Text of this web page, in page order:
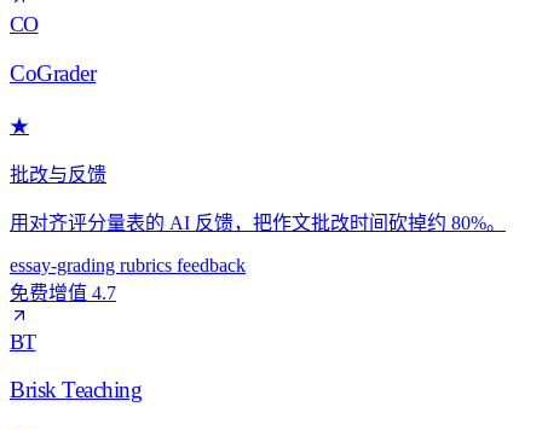
CO
CoGrader
★
批改与反馈
用对齐评分量表的 AI 反馈，把作文批改时间砍掉约 80%。
essay-grading rubrics feedback
免费增值 4.7
BT
Brisk Teaching